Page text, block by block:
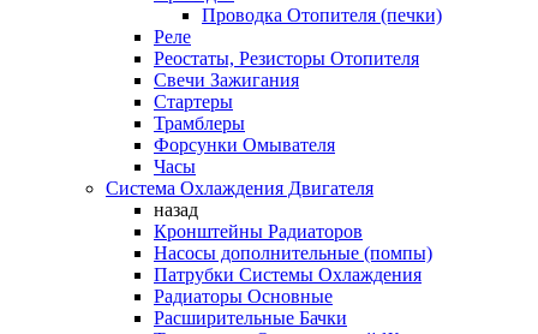
Проводка Отопителя (печки)
Реле
Реостаты, Резисторы Отопителя
Свечи Зажигания
Стартеры
Трамблеры
Форсунки Омывателя
Часы
Система Охлаждения Двигателя
назад
Кронштейны Радиаторов
Насосы дополнительные (помпы)
Патрубки Системы Охлаждения
Радиаторы Основные
Расширительные Бачки